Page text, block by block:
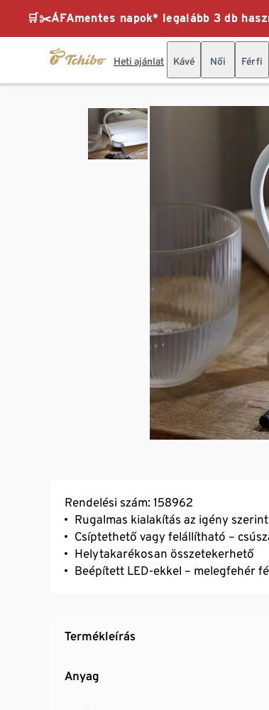
🛒✂️ÁFAmentes napok* legalább 3 db
Heti ajánlat Kávé Női Férfi
Rendelési szám: 158962
Rugalmas kialakítás az igény
Csíptethető vagy felállítható –
Helytakarékosan összetekerhető
Beépített LED-ekkel – melegfehér
Termékleírás
Anyag